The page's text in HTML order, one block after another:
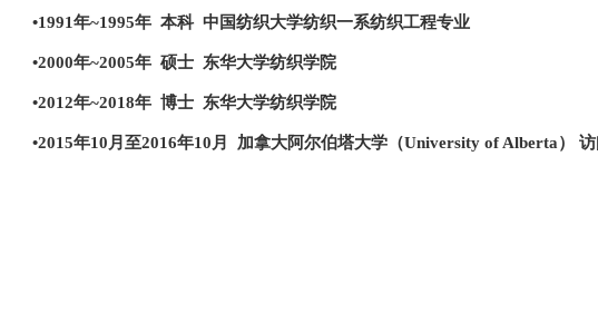
•1991年~1995年 本科 中国纺织大学纺织一系纺织工程专业
•2000年~2005年 硕士 东华大学纺织学院
•2012年~2018年 博士 东华大学纺织学院
•2015年10月至2016年10月 加拿大阿尔伯塔大学（University of Alberta）